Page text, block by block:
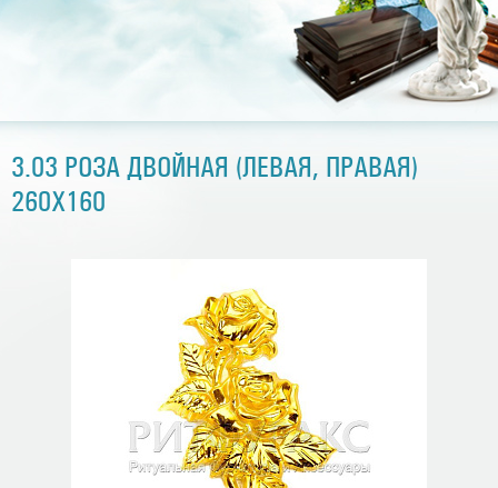
3.03 РОЗА ДВОЙНАЯ (ЛЕВАЯ, ПРАВАЯ)
260Х160